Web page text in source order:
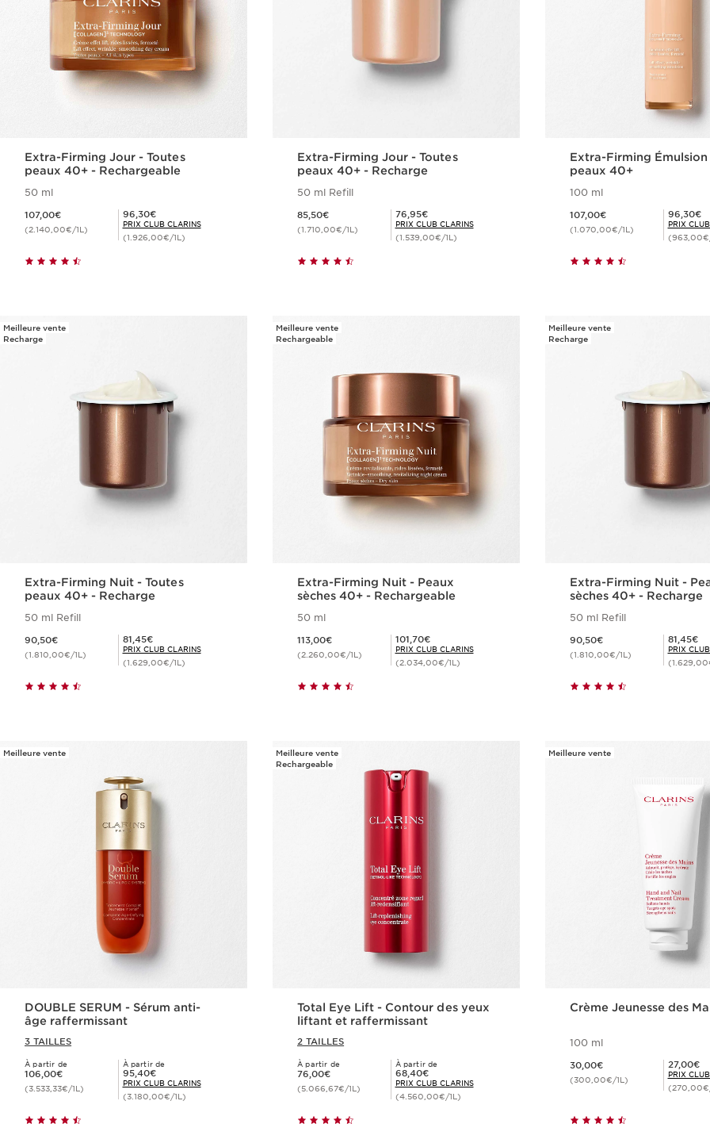
Extra-Firming Jour - Toutes
peaux 40+ - Rechargeable
50 ml
107,00€
(2.140,00€/1L)
Prix Club Clarins 96,30€
96,30€
PRIX CLUB CLARINS
(1.926,00€/1L)
Extra-Firming Jour - Toutes
peaux 40+ - Recharge
50 ml Refill
85,50€
(1.710,00€/1L)
Prix Club Clarins 76,95€
76,95€
PRIX CLUB CLARINS
(1.539,00€/1L)
Extra-Firming Émulsion
peaux 40+
100 ml
107,00€
(1.070,00€/1L)
Prix Club Clarins 96,30€
96,30€
PRIX
Meilleure vente
Recharge
Extra-Firming Nuit - Toutes
peaux 40+ - Recharge
50 ml Refill
90,50€
(1.810,00€/1L)
Prix Club Clarins 81,45€
81,45€
PRIX CLUB CLARINS
(1.629,00€/1L)
Meilleure vente
Rechargeable
Extra-Firming Nuit - Peaux
sèches 40+ - Rechargeable
50 ml
113,00€
(2.260,00€/1L)
Prix Club Clarins 101,70€
101,70€
PRIX CLUB CLARINS
(2.034,00€/1L)
Meilleure vente
Recharge
Extra-Firming Nuit -
sèches 40+ - Recharge
50 ml Refill
90,50€
(1.810,00€/1L)
Prix Club Clarins 81,45€
81,45€
PRIX
Meilleure vente
DOUBLE SERUM - Sérum anti-
âge raffermissant
3 TAILLES
À partir de
Nouveau prix 106,00€
106,00€
(3.533,33€/1L)
À partir de
Prix Club Clarins 95,40€
95,40€
PRIX CLUB CLARINS
(3.180,00€/1L)
Meilleure vente
Rechargeable
Total Eye Lift - Contour des yeux
liftant et raffermissant
2 TAILLES
À partir de
Nouveau prix 76,00€
76,00€
(5.066,67€/1L)
À partir de
Prix Club Clarins 68,40€
68,40€
PRIX CLUB CLARINS
(4.560,00€/1L)
Meilleure vente
Crème Jeunesse des
100 ml
30,00€
(300,00€/1L)
Prix Club Clarins 27,00€
27,00€
PRIX